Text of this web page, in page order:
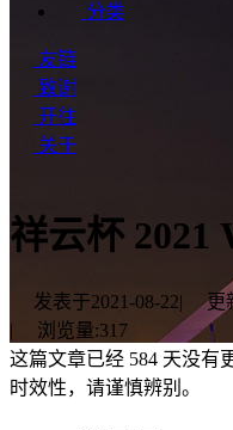
分类
友链
致谢
开往
关于
祥云杯 2021
发表于2021-08-22| 更
|
浏览量:317
这篇文章已经 584 天没有
时效性，请谨慎辨别。